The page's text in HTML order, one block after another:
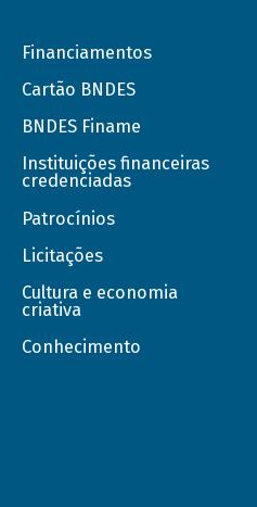
Financiamentos
Cartão BNDES
BNDES Finame
Instituições financeiras
credenciadas
Patrocínios
Licitações
Cultura e economia
criativa
Conhecimento